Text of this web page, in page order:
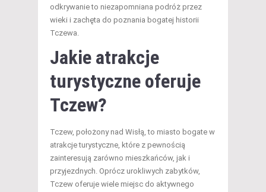
odkrywanie to niezapomniana podróż przez
wieki i zachęta do poznania bogatej historii
Tczewa.
Jakie atrakcje
turystyczne oferuje
Tczew?
Tczew, położony nad Wisłą, to miasto bogate w
atrakcje turystyczne, które z pewnością
zainteresują zarówno mieszkańców, jak i
przyjezdnych. Oprócz urokliwych zabytków,
Tczew oferuje wiele miejsc do aktywnego